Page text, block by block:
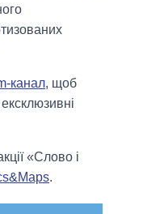
канал, щоб
«Слово і
.